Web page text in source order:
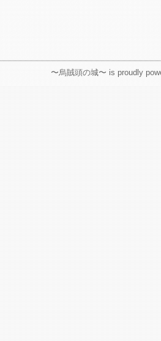
〜烏賊頭の城〜 is proudly